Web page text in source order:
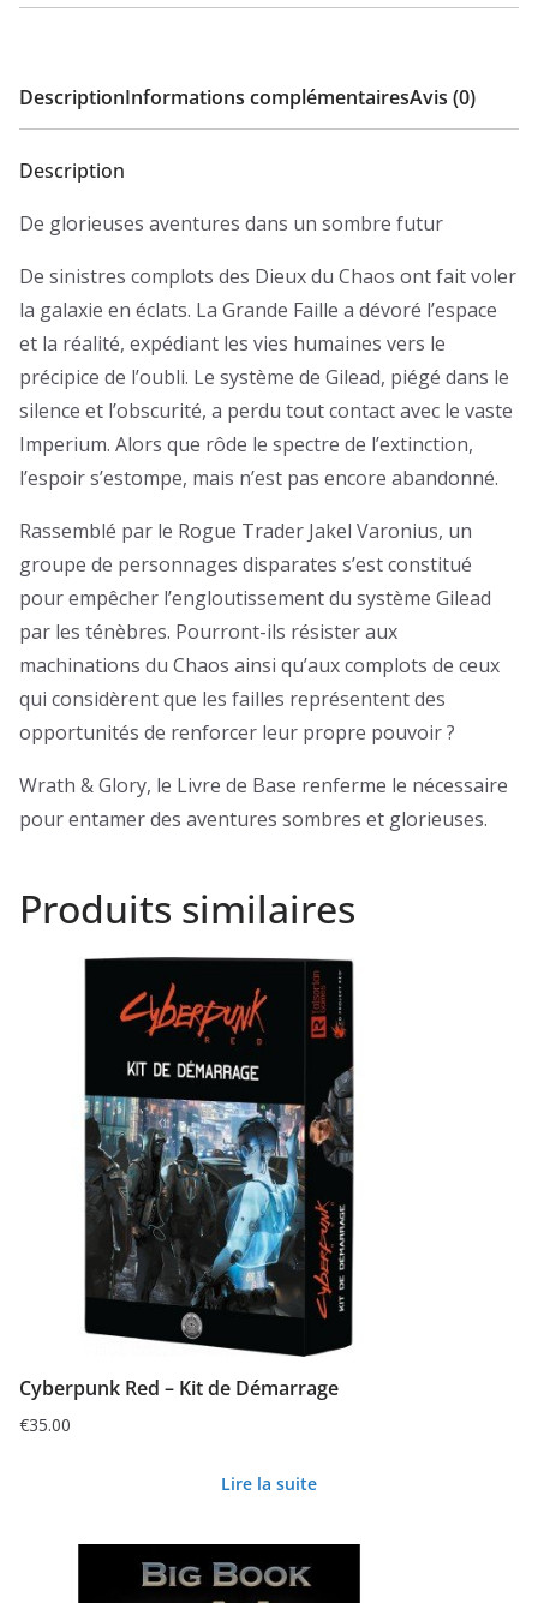
&
base
DescriptionInformations complémentairesAvis (0)
Description
De glorieuses aventures dans un sombre futur
De sinistres complots des Dieux du Chaos ont fait voler
la galaxie en éclats. La Grande Faille a dévoré l’espace
et la réalité, expédiant les vies humaines vers le
précipice de l’oubli. Le système de Gilead, piégé dans le
silence et l’obscurité, a perdu tout contact avec le vaste
Imperium. Alors que rôde le spectre de l’extinction,
l’espoir s’estompe, mais n’est pas encore abandonné.
Rassemblé par le Rogue Trader Jakel Varonius, un
groupe de personnages disparates s’est constitué
pour empêcher l’engloutissement du système Gilead
par les ténèbres. Pourront-ils résister aux
machinations du Chaos ainsi qu’aux complots de ceux
qui considèrent que les failles représentent des
opportunités de renforcer leur propre pouvoir ?
Wrath & Glory, le Livre de Base renferme le nécessaire
pour entamer des aventures sombres et glorieuses.
Produits similaires
Cyberpunk Red – Kit de Démarrage
€35.00
Lire la suite